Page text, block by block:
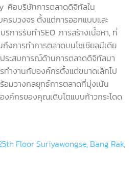
คือบริษัทการตลาดดิจิทัลใน
ครบวงจร ตั้งแต่การออกแบบและ
ริการรับทำSEO ,การสร้างเนื้อหา, ที่
งการทำการตลาดบนโซเชียลมีเดีย
ะสบการณ์ด้านการตลาดดิจิทัลมา
ทำงานกับองค์กรตั้งแต่ขนาดเล็กไป
มวางกลยุทธ์การตลาดที่มุ่งเน้น
งค์กรของคุณเติบโตแบบก้าวกระโดด
Floor Suriyawongse, Bang Rak,